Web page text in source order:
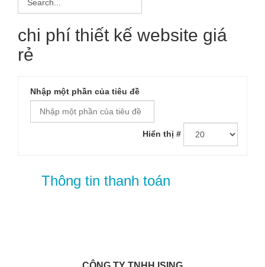
chi phí thiết kế website giá
rẻ
Nhập một phần của tiêu đề
Hiển thị #
Thông tin thanh toán